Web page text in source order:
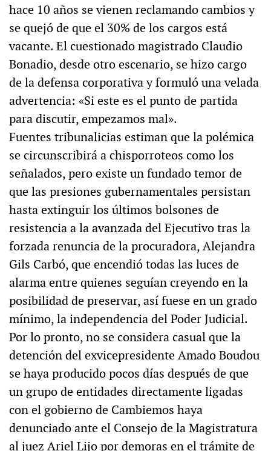
hace 10 años se vienen reclamando cambios y
se quejó de que el 30% de los cargos está
vacante. El cuestionado magistrado Claudio
Bonadio, desde otro escenario, se hizo cargo
de la defensa corporativa y formuló una velada
advertencia: «Si este es el punto de partida
para discutir, empezamos mal».
Fuentes tribunalicias estiman que la polémica
se circunscribirá a chisporroteos como los
señalados, pero existe un fundado temor de
que las presiones gubernamentales persistan
hasta extinguir los últimos bolsones de
resistencia a la avanzada del Ejecutivo tras la
forzada renuncia de la procuradora, Alejandra
Gils Carbó, que encendió todas las luces de
alarma entre quienes seguían creyendo en la
posibilidad de preservar, así fuese en un grado
mínimo, la independencia del Poder Judicial.
Por lo pronto, no se considera casual que la
detención del exvicepresidente Amado Boudou
se haya producido pocos días después de que
un grupo de entidades directamente ligadas
con el gobierno de Cambiemos haya
denunciado ante el Consejo de la Magistratura
al juez Ariel Lijo por demoras en el trámite de